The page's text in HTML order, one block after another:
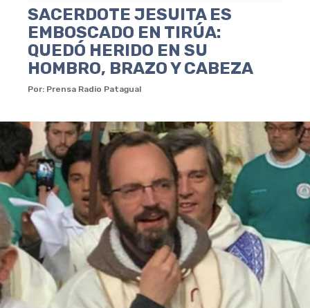
SACERDOTE JESUITA ES
EMBOSCADO EN TIRÚA:
QUEDÓ HERIDO EN SU
HOMBRO, BRAZO Y CABEZA
Por: Prensa Radio Patagual